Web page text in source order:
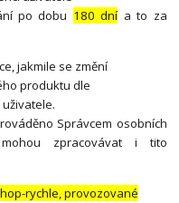
po dobu 180 dní a to za
jakmile se změní
produktu dle
Správcem osobních
zpracovávat i tito
rychle, provozované